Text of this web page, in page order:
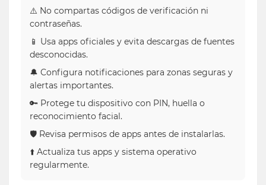
⚠️ No compartas códigos de verificación ni
contraseñas.
📱 Usa apps oficiales y evita descargas de fuentes
desconocidas.
🔔 Configura notificaciones para zonas seguras y
alertas importantes.
🔑 Protege tu dispositivo con PIN, huella o
reconocimiento facial.
🛡 Revisa permisos de apps antes de instalarlas.
⬆️ Actualiza tus apps y sistema operativo
regularmente.